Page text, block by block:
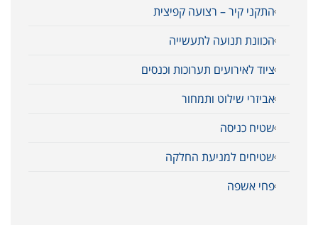
התקני קיר – רצועה קפיצית
הכוונת תנועה לתעשייה
ציוד לאירועים תערוכות וכנסים
אביזרי שילוט ותמחור
שטיח כניסה
שטיחים למניעת החלקה
פחי אשפה